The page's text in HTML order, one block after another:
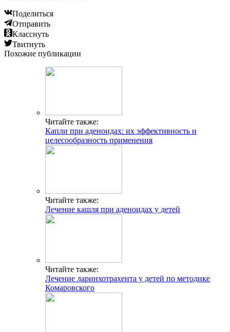
Поделиться
Отправить
Класснуть
Твитнуть
Похожие публикации
Читайте также:
Капли при аденоидах: их эффективность и
целесообразность применения
Читайте также:
Лечение кашля при аденоидах у детей
Читайте также:
Лечение ларинхотрахеита у детей по методике
Комаровского